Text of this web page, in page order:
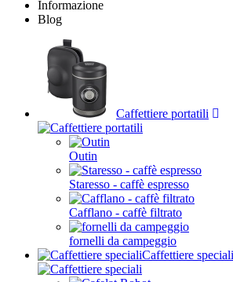
Informazione
Blog
Caffettiere portatili
Outin
Staresso - caffè espresso
Cafflano - caffè filtrato
fornelli da campeggio
Caffettiere speciali